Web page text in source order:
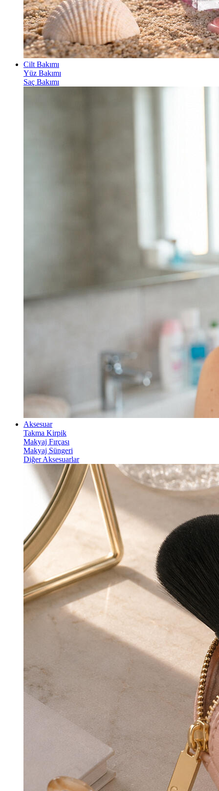
Cilt Bakımı
Yüz Bakımı
Saç Bakımı
Aksesuar
Takma Kirpik
Makyaj Fırçası
Makyaj Süngeri
Diğer Aksesuarlar